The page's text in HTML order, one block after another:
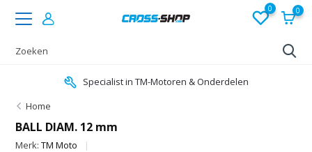
0 0
Specialist in TM-Motoren & Onderdelen
Home
BALL DIAM. 12 mm
Merk:TM Moto